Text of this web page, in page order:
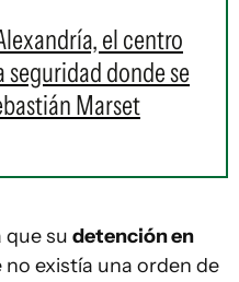
el centro
seguridad donde se
Marset
que su detención en
no existía una orden de